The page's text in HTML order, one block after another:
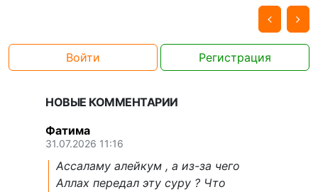
Войти Регистрация
НОВЫЕ КОММЕНТАРИИ
Фатима
31.07.2026 11:16
Ассаламу алейкум , а из-за чего
Аллах передал эту суру ? Что